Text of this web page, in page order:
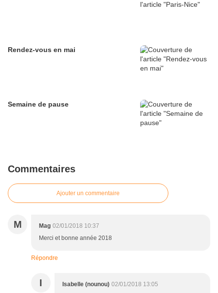
Rendez-vous en mai
Semaine de pause
Commentaires
Ajouter un commentaire
M Mag 02/01/2018 10:37
Merci et bonne année 2018
Répondre
I Isabelle (nounou) 02/01/2018 13:05